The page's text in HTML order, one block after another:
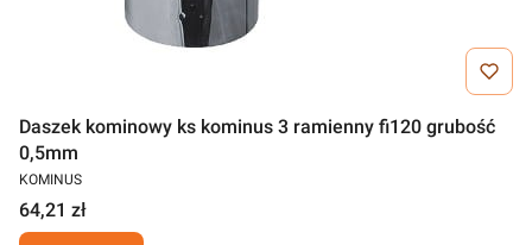
Daszek kominowy ks kominus 3 ramienny fi120 grubość
0,5mm
KOMINUS
64,21 zł